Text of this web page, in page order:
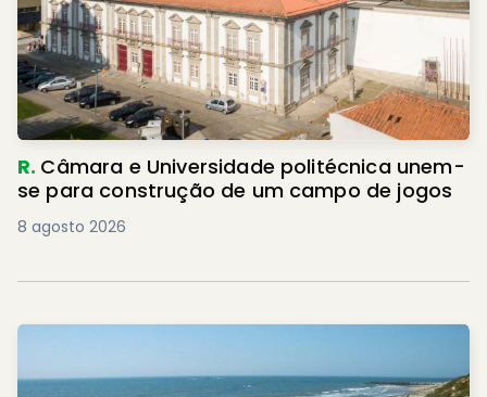
R. Câmara e Universidade politécnica unem-
se para construção de um campo de jogos
8 agosto 2026